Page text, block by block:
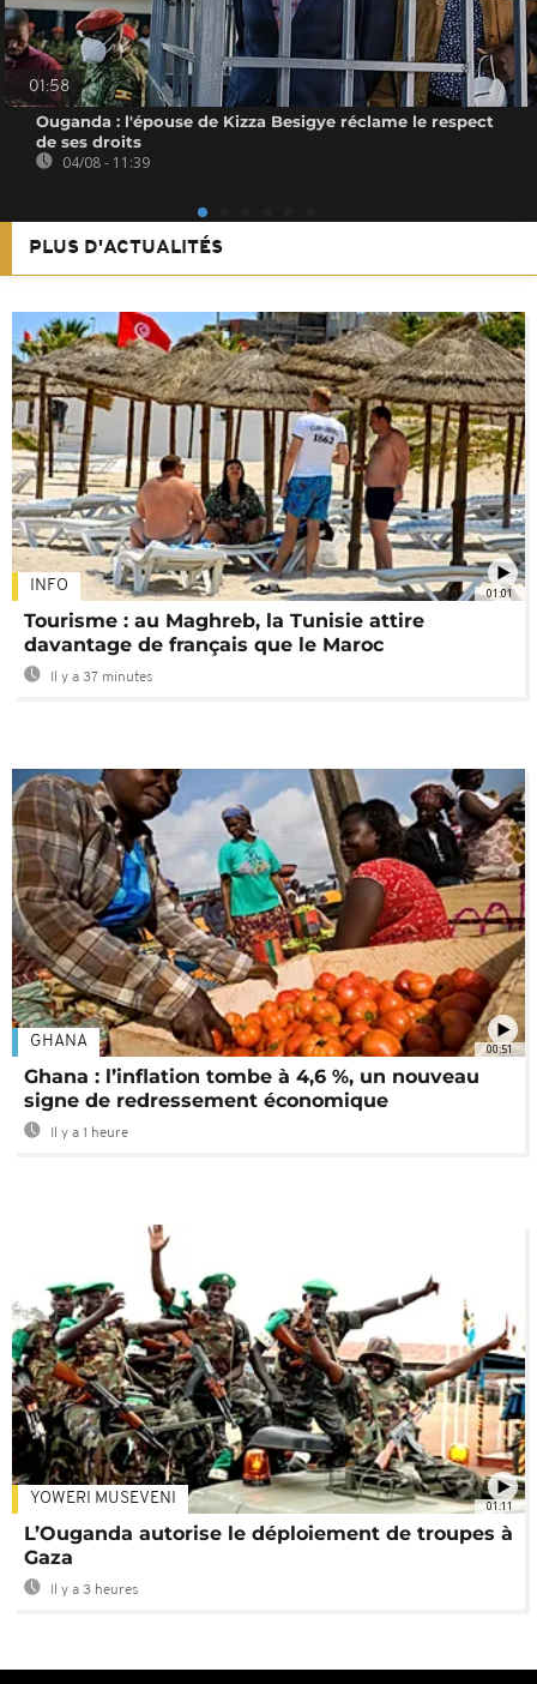
01:58
Ouganda : l'épouse de Kizza Besigye réclame le respect
de ses droits
04/08 - 11:39
PLUS D'ACTUALITÉS
01:01
INFO
Tourisme : au Maghreb, la Tunisie attire
davantage de français que le Maroc
Il y a 37 minutes
00:51
GHANA
Ghana : l’inflation tombe à 4,6 %, un nouveau
signe de redressement économique
Il y a 1 heure
01:11
YOWERI MUSEVENI
L’Ouganda autorise le déploiement de troupes à
Gaza
Il y a 3 heures